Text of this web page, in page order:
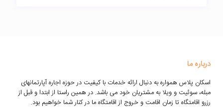
درباره ما
اسکان پلاس همواره به دنبال ارائه خدمات با کیفیت در حوزه اجاره آپارتمانهای
مبله، سوئیت و ویلا به مشتریان خود می باشد. در همین راستا از ابتدا و قبل از
رزرو اقامتگاه تا زمان اقامت و خروج از اقامتگاه ما در کنار شما خواهیم بود.